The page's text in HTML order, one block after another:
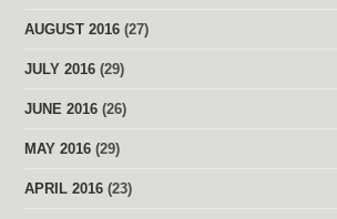
AUGUST 2016 (27)
JULY 2016 (29)
JUNE 2016 (26)
MAY 2016 (29)
APRIL 2016 (23)